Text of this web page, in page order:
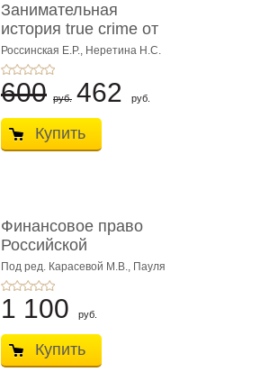
Занимательная
история true crime от
Гиппократа до � ...
Россинская Е.Р., Неретина Н.С.
600 руб. 462 руб.
Купить
Финансовое право
Российской
Федерации. 5-е изд�
...
Под ред. Карасевой М.В., Пауля
А.Г., Красюкова А.В.
1 100 руб.
Купить